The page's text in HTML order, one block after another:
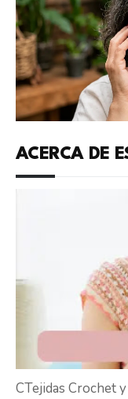
ACERCA DE
CTejidas Crochet